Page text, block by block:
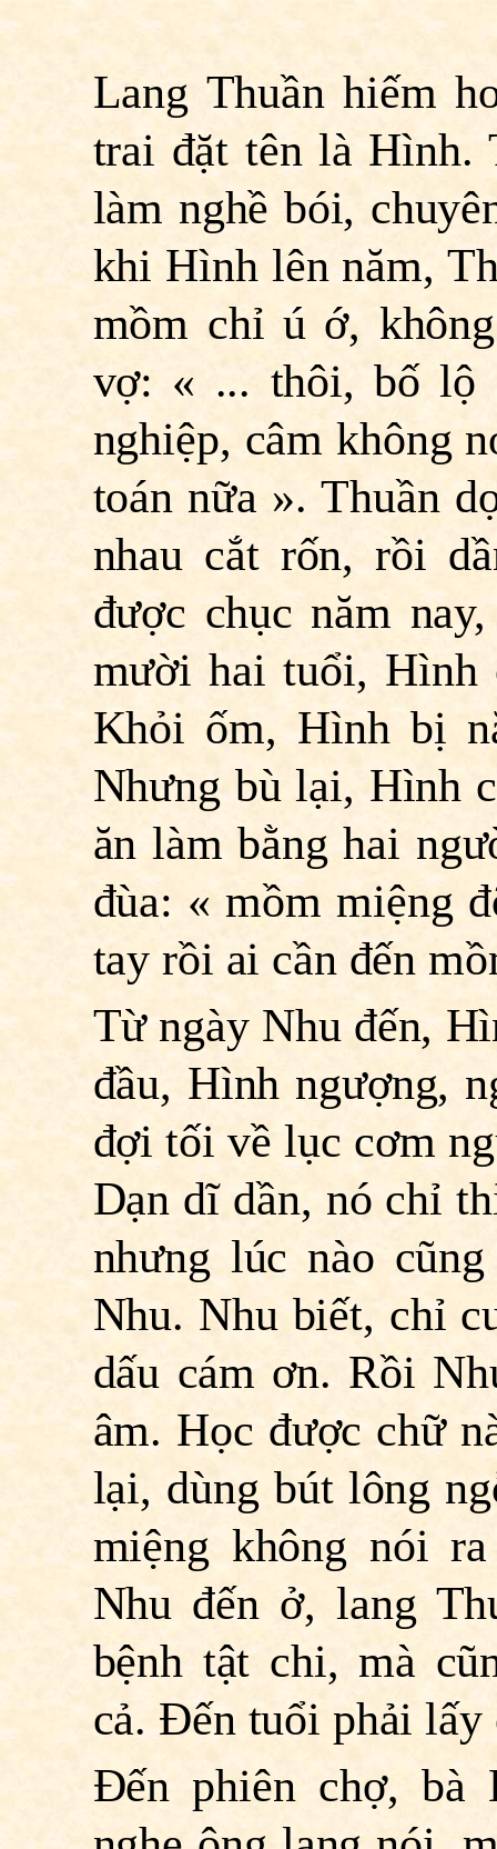
Lang Thuần hiếm
trai đặt tên là Hình.
làm nghề bói,
khi Hình lên năm,
mồm chỉ ú ớ,
vợ: « ... thôi, bố lộ
nghiệp, câm không
toán nữa ». Thuần
nhau cắt rốn, rồi
được chục năm
mười hai tuổi, Hình
Khỏi ốm, Hình bị
Nhưng bù lại, Hình
ăn làm bằng hai
đùa: « mồm miệng
tay rồi ai cần đến
Từ ngày Nhu đến,
đầu, Hình ngượng,
đợi tối về lục cơm
Dạn dĩ dần, nó chỉ
nhưng lúc nào
Nhu. Nhu biết, chỉ
dấu cám ơn. Rồi
âm. Học được chữ
lại, dùng bút lông
miệng không nói
Nhu đến ở, lang
bệnh tật chi, mà
cả. Ðến tuổi phải lấy
Ðến phiên chợ, bà